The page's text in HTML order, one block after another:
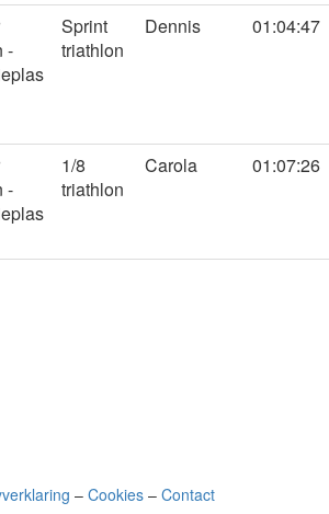
-
Sprint
triathlon
Dennis 01:04:47
-
1/8
triathlon
Carola 01:07:26
– Cookies – Contact